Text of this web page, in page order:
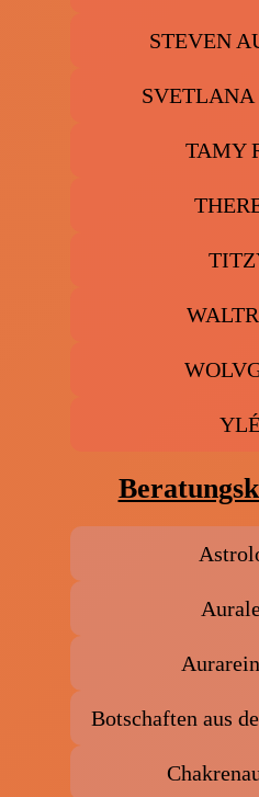
STEVEN
SVETLANA
TAMY
Botschaften aus